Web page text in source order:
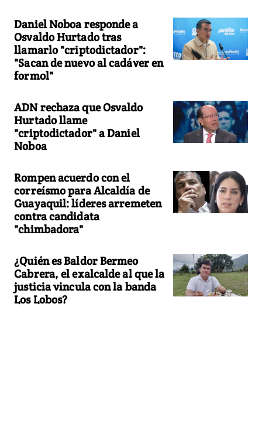
Daniel Noboa responde a
Osvaldo Hurtado tras
llamarlo "criptodictador":
"Sacan de nuevo al cadáver en
formol"
ADN rechaza que Osvaldo
Hurtado llame
"criptodictador" a Daniel
Noboa
Rompen acuerdo con el
correísmo para Alcaldía de
Guayaquil: líderes arremeten
contra candidata
"chimbadora"
¿Quién es Baldor Bermeo
Cabrera, el exalcalde al que la
justicia vincula con la banda
Los Lobos?